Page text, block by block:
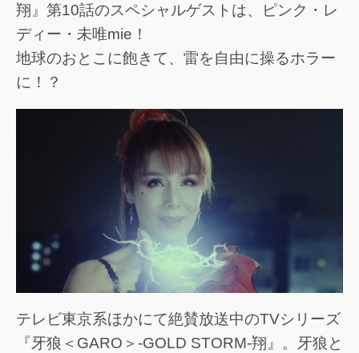
翔』第10話のスペシャルゲストは、ピンク・レ
ディー・未唯mie！
地球のおとこに飽きて、雷を自由に操るホラー
に！？
テレビ東京系ほかにて絶賛放送中のTVシリーズ
『牙狼＜GARO＞-GOLD STORM-翔』。牙狼と